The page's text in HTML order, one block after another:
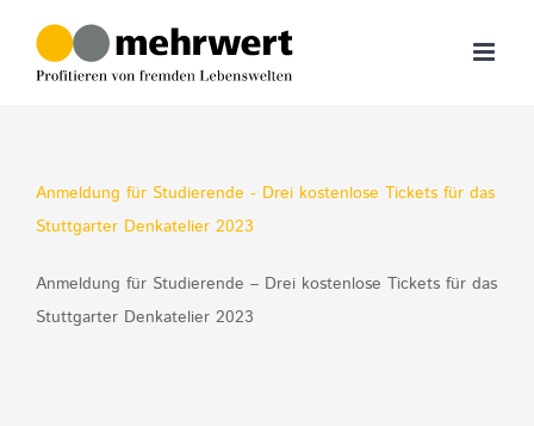
Inhalt
springen
Anmeldung für Studierende - Drei kostenlose Tickets für das
Stuttgarter Denkatelier 2023
Anmeldung für Studierende – Drei kostenlose Tickets für das
Stuttgarter Denkatelier 2023